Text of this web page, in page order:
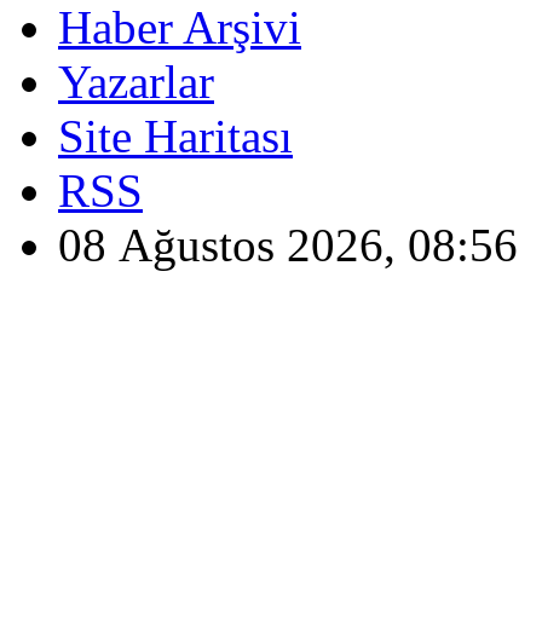
Haber Arşivi
Yazarlar
Site Haritası
RSS
08 Ağustos 2026, 08:56